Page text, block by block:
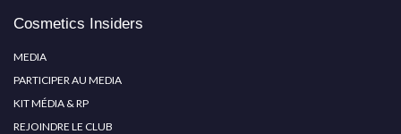
Cosmetics Insiders
MEDIA
PARTICIPER AU MEDIA
KIT MÉDIA & RP
REJOINDRE LE CLUB